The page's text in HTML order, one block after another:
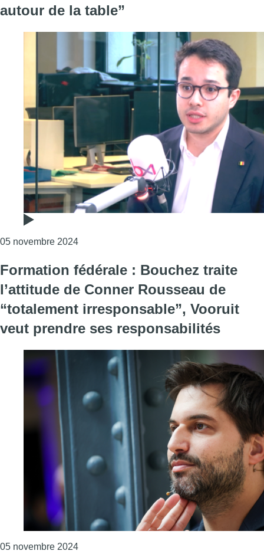
autour de la table”
05 novembre 2024Consulter l'article "Formation fédérale : “Si
Formation fédérale : Bouchez traite
l’attitude de Conner Rousseau de
“totalement irresponsable”, Vooruit
veut prendre ses responsabilités
05 novembre 2024Consulter l'article "Formation fédérale :